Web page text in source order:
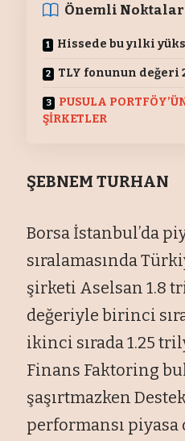
Önemli Noktalar
Hissede bu yılki
TLY fonunun değeri
PUSULA
ŞİRKETLER
ŞEBNEM TURHAN
Borsa İstanbul’da
sıralamasında
şirketi Aselsan 1.8
değeriyle birinci
ikinci sırada 1.25
Finans Faktoring
şaşırtmazken
performansı piyasa